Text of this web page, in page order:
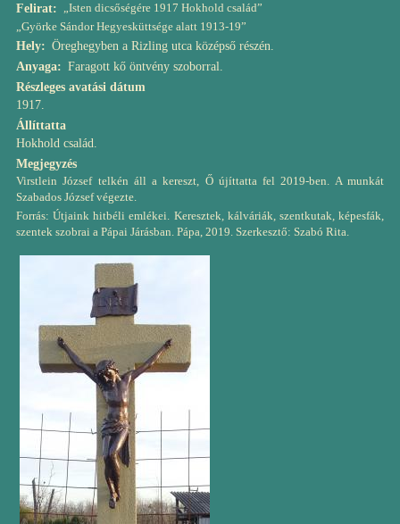
Felirat
„Isten dicsőségére 1917 Hokhold család”
„Györke Sándor Hegyesküttsége alatt 1913-19”
Hely
Öreghegyben a Rizling utca középső részén.
Anyaga
Faragott kő öntvény szoborral.
Részleges avatási dátum
1917.
Állíttatta
Hokhold család.
Megjegyzés
Virstlein József telkén áll a kereszt, Ő újíttatta fel 2019-ben. A munkát
Szabados József végezte.
Forrás: Útjaink hitbéli emlékei. Keresztek, kálváriák, szentkutak, képesfák,
szentek szobrai a Pápai Járásban. Pápa, 2019. Szerkesztő: Szabó Rita.